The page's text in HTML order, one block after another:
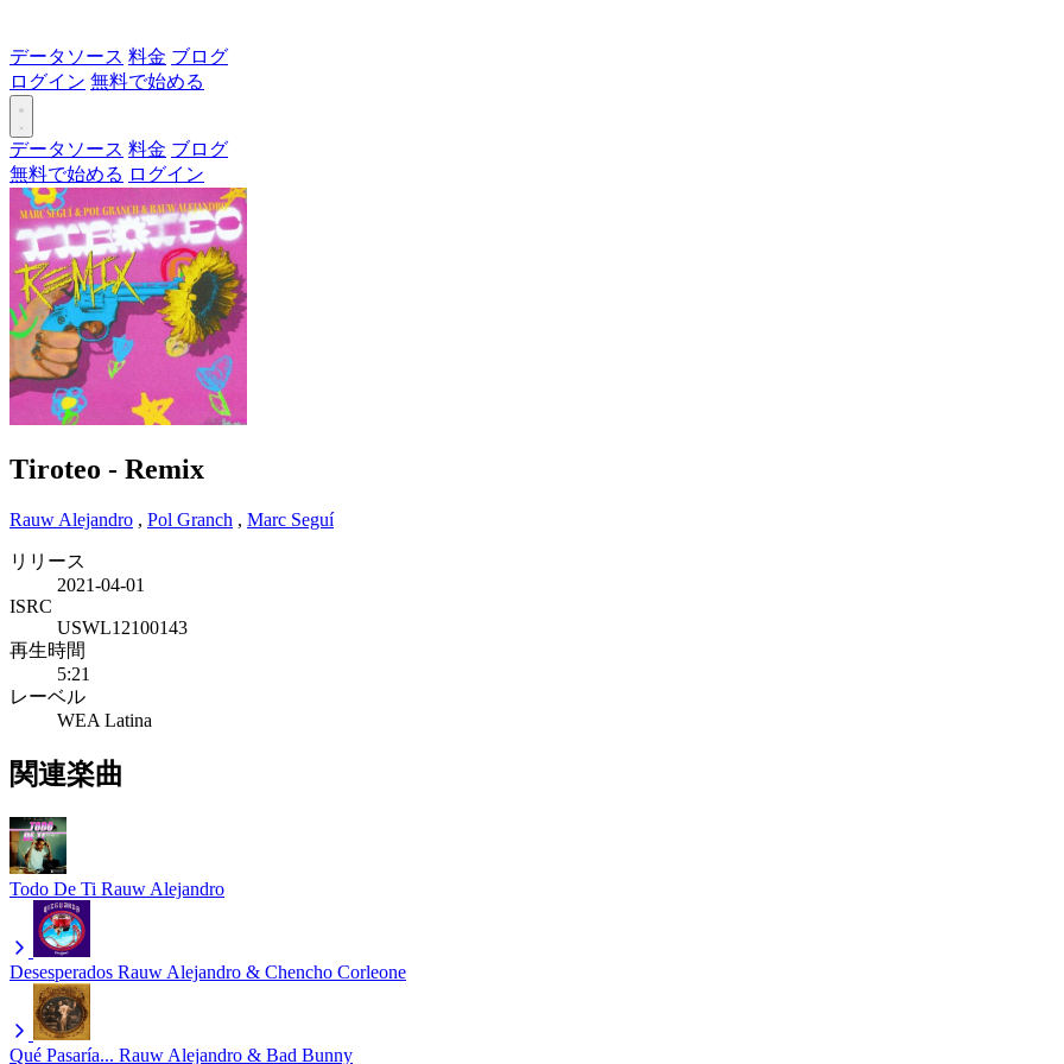
データソース 料金 ブログ
ログイン 無料で始める
データソース 料金 ブログ
無料で始める ログイン
Tiroteo - Remix
Rauw Alejandro , Pol Granch , Marc Seguí
リリース
2021-04-01
ISRC
USWL12100143
再生時間
5:21
レーベル
WEA Latina
関連楽曲
Todo De Ti Rauw Alejandro
Desesperados Rauw Alejandro & Chencho Corleone
Qué Pasaría... Rauw Alejandro & Bad Bunny